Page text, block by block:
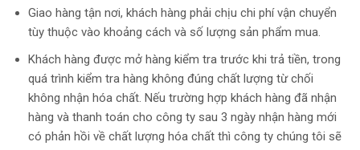
Giao hàng tận nơi, khách hàng phải chịu chi phí vận chuyển
tùy thuộc vào khoảng cách và số lượng sản phẩm mua.
Khách hàng được mở hàng kiểm tra trước khi trả tiền, trong
quá trình kiểm tra hàng không đúng chất lượng từ chối
không nhận hóa chất. Nếu trường hợp khách hàng đã nhận
hàng và thanh toán cho công ty sau 3 ngày nhận hàng mới
có phản hồi về chất lượng hóa chất thì công ty chúng tôi sẽ